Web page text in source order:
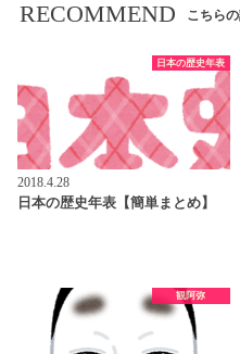
RECOMMEND こちら
日本の歴史年表
2018.4.28
日本の歴史年表【簡単まとめ】
観阿弥